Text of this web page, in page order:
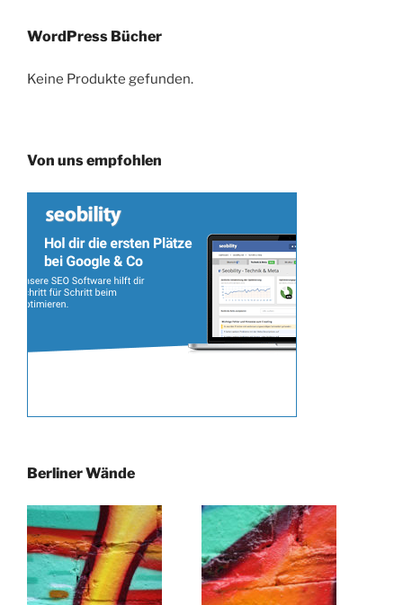
WordPress Bücher
Keine Produkte gefunden.
Von uns empfohlen
Berliner Wände